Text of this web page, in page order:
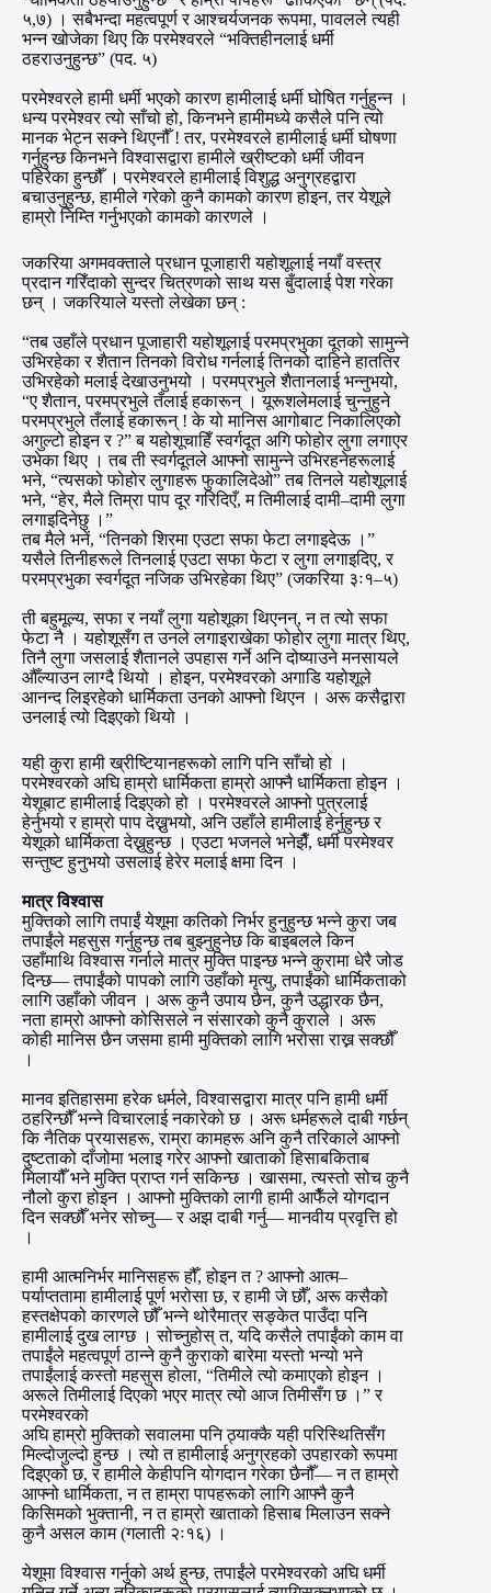
५,७) । सबैभन्दा महत्वपूर्ण र आश्चर्यजनक रूपमा, पावलले त्यही
भन्न खोजेका थिए कि परमेश्वरले “भक्तिहीनलाई धर्मी
ठहराउनुहुन्छ” (पद. ५)
परमेश्वरले हामी धर्मी भएको कारण हामीलाई धर्मी घोषित गर्नुहुन्न ।
धन्य परमेश्वर त्यो साँचो हो, किनभने हामीमध्ये कसैले पनि त्यो
मानक भेट्न सक्ने थिएनौँ ! तर, परमेश्वरले हामीलाई धर्मी घोषणा
गर्नुहुन्छ किनभने विश्वासद्वारा हामीले ख्रीष्टको धर्मी जीवन
पहिरेका हुन्छौँ । परमेश्वरले हामीलाई विशुद्ध अनुग्रहद्वारा
बचाउनुहुन्छ, हामीले गरेको कुनै कामको कारण होइन, तर येशूले
हाम्रो निम्ति गर्नुभएको कामको कारणले ।
जकरिया अगमवक्ताले प्रधान पूजाहारी यहोशूलाई नयाँ वस्त्र
प्रदान गरिँदाको सुन्दर चित्रणको साथ यस बुँदालाई पेश गरेका
छन् । जकरियाले यस्तो लेखेका छन् :
“तब उहाँले प्रधान पूजाहारी यहोशूलाई परमप्रभुका दूतको सामुन्ने
उभिरहेका र शैतान तिनको विरोध गर्नलाई तिनको दाहिने हाततिर
उभिरहेको मलाई देखाउनुभयो । परमप्रभुले शैतानलाई भन्नुभयो,
“ए शैतान, परमप्रभुले तँलाई हकारून् । यूरूशलेमलाई चुन्नुहुने
परमप्रभुले तँलाई हकारून् ! के यो मानिस आगोबाट निकालिएको
अगुल्टो होइन र ?” ब यहोशूचाहिँ स्वर्गदूत अगि फोहोर लुगा लगाएर
उभेका थिए । तब ती स्वर्गदूतले आफ्नो सामुन्ने उभिरहनेहरूलाई
भने, “त्यसको फोहोर लुगाहरू फुकालिदेओ” तब तिनले यहोशूलाई
भने, “हेर, मैले तिम्रा पाप दूर गरिदिएँ, म तिमीलाई दामी–दामी लुगा
लगाइदिनेछु ।”
तब मैले भनें, “तिनको शिरमा एउटा सफा फेटा लगाइदेऊ ।”
यसैले तिनीहरूले तिनलाई एउटा सफा फेटा र लुगा लगाइदिए, र
परमप्रभुका स्वर्गदूत नजिक उभिरहेका थिए” (जकरिया ३ः१–५)
ती बहुमूल्य, सफा र नयाँ लुगा यहोशूका थिएनन्, न त त्यो सफा
फेटा नै । यहोशूसँग त उनले लगाइराखेका फोहोर लुगा मात्र थिए,
तिनै लुगा जसलाई शैतानले उपहास गर्ने अनि दोष्याउने मनसायले
औँल्याउन लाग्दै थियो । होइन, परमेश्वरको अगाडि यहोशूले
आनन्द लिइरहेको धार्मिकता उनको आफ्नो थिएन । अरू कसैद्वारा
उनलाई त्यो दिइएको थियो ।
यही कुरा हामी ख्रीष्टियानहरूको लागि पनि साँचो हो ।
परमेश्वरको अघि हाम्रो धार्मिकता हाम्रो आफ्नै धार्मिकता होइन ।
येशूबाट हामीलाई दिइएको हो । परमेश्वरले आफ्नो पुत्रलाई
हेर्नुभयो र हाम्रो पाप देख्नुभयो, अनि उहाँले हामीलाई हेर्नुहुन्छ र
येशूको धार्मिकता देख्नुहुन्छ । एउटा भजनले भनेझैँ, धर्मी परमेश्वर
सन्तुष्ट हुनुभयो उसलाई हेरेर मलाई क्षमा दिन ।
मात्र विश्वास
मुक्तिको लागि तपाईं येशूमा कतिको निर्भर हुनुहुन्छ भन्ने कुरा जब
तपाईंले महसुस गर्नुहुन्छ तब बुझ्नुहुनेछ कि बाइबलले किन
उहाँमाथि विश्वास गर्नाले मात्र मुक्ति पाइन्छ भन्ने कुरामा धेरै जोड
दिन्छ— तपाईंको पापको लागि उहाँको मृत्यु, तपाईंको धार्मिकताको
लागि उहाँको जीवन । अरू कुनै उपाय छैन, कुनै उद्धारक छैन,
नता हाम्रो आफ्नो कोसिसले न संसारको कुनै कुराले । अरू
कोही मानिस छैन जसमा हामी मुक्तिको लागि भरोसा राख्न सक्छौँ
।
मानव इतिहासमा हरेक धर्मले, विश्वासद्वारा मात्र पनि हामी धर्मी
ठहरिन्छौँ भन्ने विचारलाई नकारेको छ । अरू धर्महरूले दाबी गर्छन्
कि नैतिक प्रयासहरू, राम्रा कामहरू अनि कुनै तरिकाले आफ्नो
दुष्टताको दाँजोमा भलाइ गरेर आफ्नो खाताको हिसाबकिताब
मिलायौँ भने मुक्ति प्राप्त गर्न सकिन्छ । खासमा, त्यस्तो सोच कुनै
नौलो कुरा होइन । आफ्नो मुक्तिको लागी हामी आफैँले योगदान
दिन सक्छौँ भनेर सोच्नु— र अझ दाबी गर्नु— मानवीय प्रवृत्ति हो
।
हामी आत्मनिर्भर मानिसहरू हौँ, होइन त ? आफ्नो आत्म–
पर्याप्ततामा हामीलाई पूर्ण भरोसा छ, र हामी जे छौँ, अरू कसैको
हस्तक्षेपको कारणले छौँ भन्ने थोरैमात्र सङ्केत पाउँदा पनि
हामीलाई दुख लाग्छ । सोच्नुहोस् त, यदि कसैले तपाईंको काम वा
तपाईंले महत्वपूर्ण ठान्ने कुनै कुराको बारेमा यस्तो भन्यो भने
तपाईंलाई कस्तो महसुस होला, “तिमीले त्यो कमाएको होइन ।
अरूले तिमीलाई दिएको भएर मात्र त्यो आज तिमीसँग छ ।” र
परमेश्वरको
अघि हाम्रो मुक्तिको सवालमा पनि ठ्याक्कै यही परिस्थितिसँग
मिल्दोजुल्दो हुन्छ । त्यो त हामीलाई अनुग्रहको उपहारको रूपमा
दिइएको छ, र हामीले केहीपनि योगदान गरेका छैनौँ— न त हाम्रो
आफ्नो धार्मिकता, न त हाम्रा पापहरूको लागि आफ्नै कुनै
किसिमको भुक्तानी, न त हाम्रो खाताको हिसाब मिलाउन सक्ने
कुनै असल काम (गलाती २ः१६) ।
येशूमा विश्वास गर्नुको अर्थ हुन्छ, तपाईंले परमेश्वरको अघि धर्मी